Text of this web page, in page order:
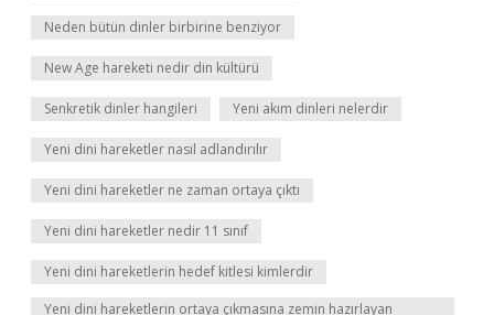
Neden bütün dinler birbirine benziyor
New Age hareketi nedir din kültürü
Senkretik dinler hangileri Yeni akım dinleri nelerdir
Yeni dini hareketler nasıl adlandırılır
Yeni dini hareketler ne zaman ortaya çıktı
Yeni dini hareketler nedir 11 sınıf
Yeni dini hareketlerin hedef kitlesi kimlerdir
Yeni dini hareketlerin ortaya çıkmasına zemin hazırlayan